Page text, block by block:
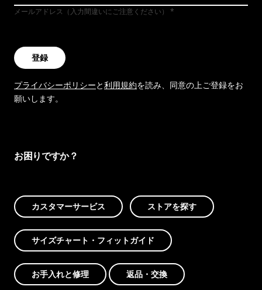
メールアドレス（入力間違いにご注意ください）
登録
プライバシーポリシーと利用規約を読み、同意の上ご登録をお
願いします。
お困りですか？
カスタマーサービス ストアを探す
サイズチャート・フィットガイド
お手入れと修理 返品・交換